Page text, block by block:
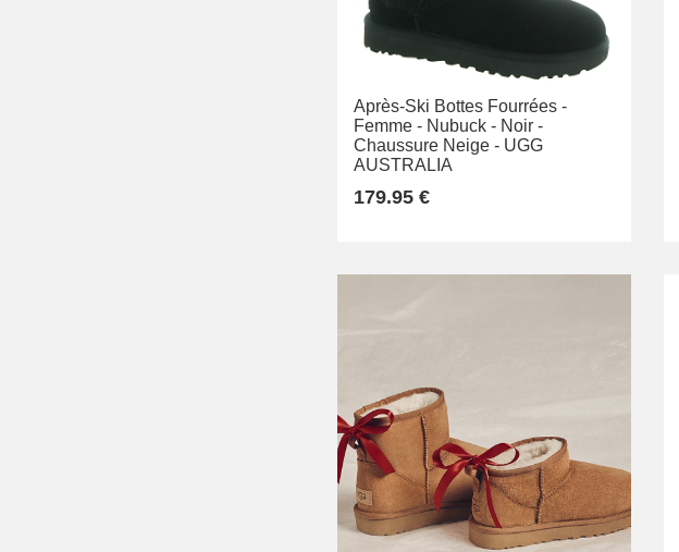
Après-Ski Bottes Fourrées -
Femme - Nubuck - Noir -
Chaussure Neige - UGG
AUSTRALIA
179.95 €